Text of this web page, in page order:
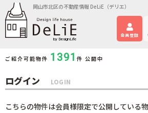
岡山市北区の不動産情報 DeLiE（デリエ）
会員登録
ご紹介可能物件 1391 件 公開中
ログイン LOGIN
こちらの物件は会員様限定で公開している